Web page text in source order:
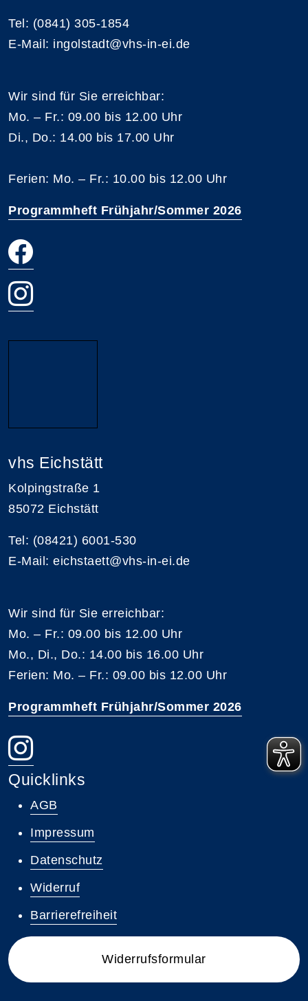
Tel: (0841) 305-1854
E-Mail: ingolstadt@vhs-in-ei.de
Wir sind für Sie erreichbar:
Mo. – Fr.: 09.00 bis 12.00 Uhr
Di., Do.: 14.00 bis 17.00 Uhr
Ferien: Mo. – Fr.: 10.00 bis 12.00 Uhr
Programmheft Frühjahr/Sommer 2026
vhs Eichstätt
Kolpingstraße 1
85072 Eichstätt
Tel: (08421) 6001-530
E-Mail: eichstaett@vhs-in-ei.de
Wir sind für Sie erreichbar:
Mo. – Fr.: 09.00 bis 12.00 Uhr
Mo., Di., Do.: 14.00 bis 16.00 Uhr
Ferien: Mo. – Fr.: 09.00 bis 12.00 Uhr
Programmheft Frühjahr/Sommer 2026
Quicklinks
AGB
Impressum
Datenschutz
Widerruf
Barrierefreiheit
Widerrufsformular